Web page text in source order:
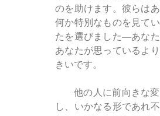
のを助けます。彼らは
何か特別なものを見て
たを選びました—あな
あなたが思っているよ
きいです。
他の人に前向きな
し、いかなる形であれ